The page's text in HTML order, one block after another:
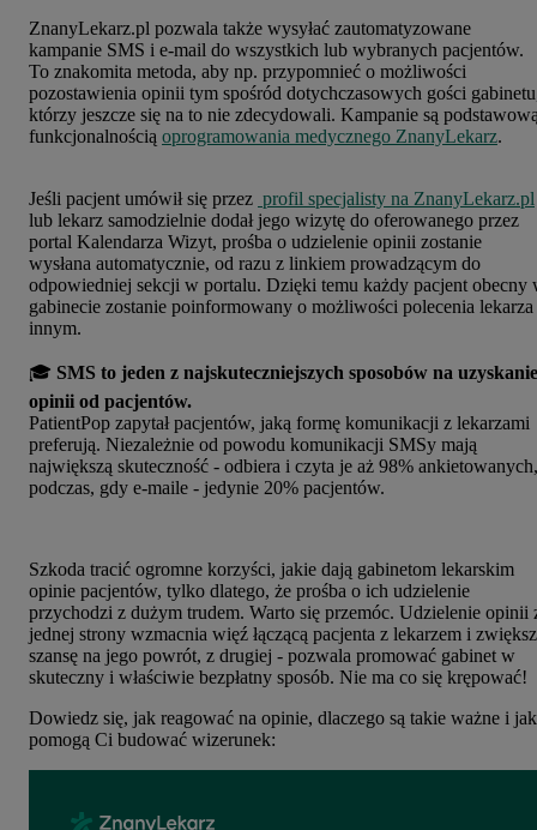
ZnanyLekarz.pl pozwala także wysyłać zautomatyzowane
kampanie SMS i e-mail do wszystkich lub wybranych pacjentów.
To znakomita metoda, aby np. przypomnieć o możliwości
pozostawienia opinii tym spośród dotychczasowych gości
którzy jeszcze się na to nie zdecydowali. Kampanie są
funkcjonalnością oprogramowania medycznego ZnanyLekarz.
Jeśli pacjent umówił się przez profil specjalisty na ZnanyLekarz.pl
lub lekarz samodzielnie dodał jego wizytę do oferowanego przez
portal Kalendarza Wizyt, prośba o udzielenie opinii zostanie
wysłana automatycznie, od razu z linkiem prowadzącym do
odpowiedniej sekcji w portalu. Dzięki temu każdy pacjent obecny
gabinecie zostanie poinformowany o możliwości polecenia lekarza
innym.
🎓 SMS to jeden z najskuteczniejszych sposobów na uzyskanie
opinii od pacjentów.
PatientPop zapytał pacjentów, jaką formę komunikacji z lekarzami
preferują. Niezależnie od powodu komunikacji SMSy mają
największą skuteczność - odbiera i czyta je aż 98% ankietowanych,
podczas, gdy e-maile - jedynie 20% pacjentów.
Szkoda tracić ogromne korzyści, jakie dają gabinetom lekarskim
opinie pacjentów, tylko dlatego, że prośba o ich udzielenie
przychodzi z dużym trudem. Warto się przemóc. Udzielenie opinii
jednej strony wzmacnia więź łączącą pacjenta z lekarzem i
szansę na jego powrót, z drugiej - pozwala promować gabinet w
skuteczny i właściwie bezpłatny sposób. Nie ma co się krępować!
Dowiedz się, jak reagować na opinie, dlaczego są takie ważne i jak
pomogą Ci budować wizerunek: